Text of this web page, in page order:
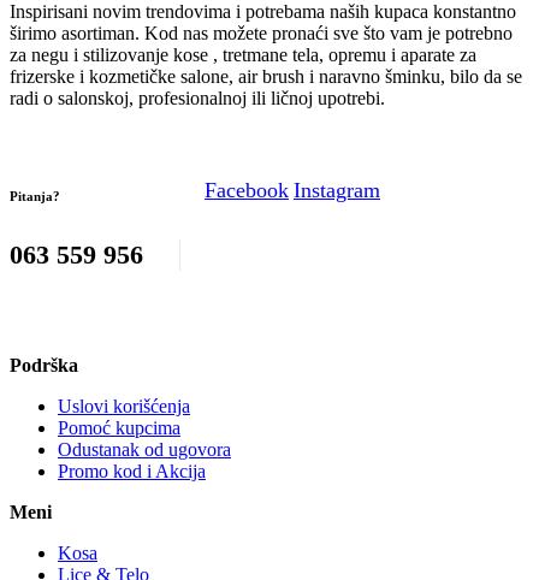
Inspirisani novim trendovima i potrebama naših kupaca konstantno
širimo asortiman. Kod nas možete pronaći sve što vam je potrebno
za negu i stilizovanje kose , tretmane tela, opremu i aparate za
frizerske i kozmetičke salone, air brush i naravno šminku, bilo da se
radi o salonskoj, profesionalnoj ili ličnoj upotrebi.
Pitanja?
063 559 956
Facebook Instagram
Podrška
Uslovi korišćenja
Pomoć kupcima
Odustanak od ugovora
Promo kod i Akcija
Meni
Kosa
Lice & Telo